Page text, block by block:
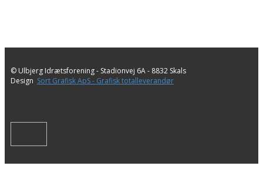
© Ulbjerg Idrætsforening - ​Stadionvej 6A - 8832 Skals
Design Sort Grafisk ApS - Grafisk totalleverandør